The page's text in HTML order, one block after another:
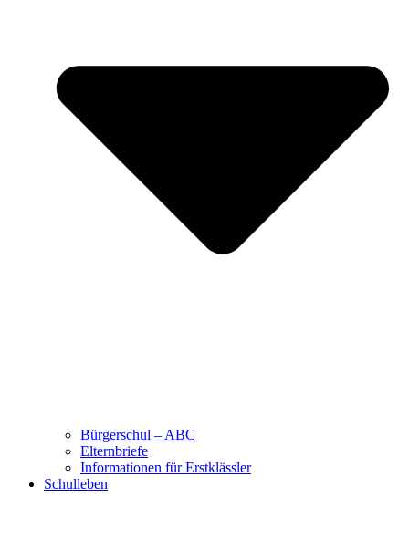
Bürgerschul – ABC
Elternbriefe
Informationen für Erstklässler
Schulleben